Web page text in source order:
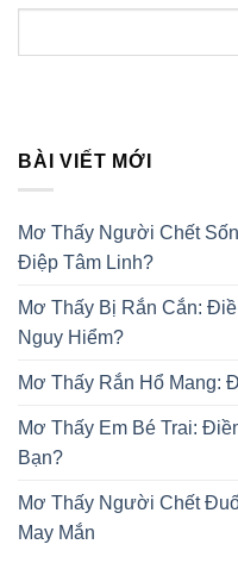
BÀI VIẾT MỚI
Mơ Thấy Người Chết
Điệp Tâm Linh?
Mơ Thấy Bị Rắn Cắn:
Nguy Hiểm?
Mơ Thấy Rắn Hổ Mang:
Mơ Thấy Em Bé Trai:
Bạn?
Mơ Thấy Người Chết
May Mắn